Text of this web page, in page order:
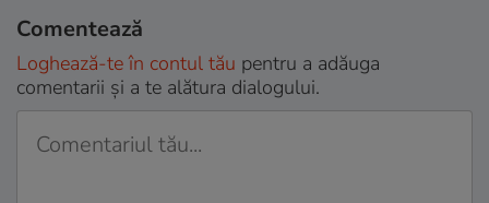
Comentează
Loghează-te în contul tău pentru a adăuga
comentarii și a te alătura dialogului.